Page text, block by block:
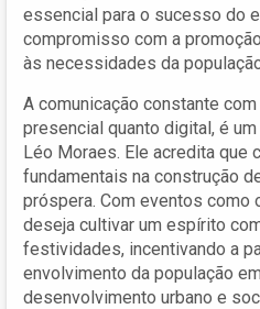
essencial para o sucesso do
compromisso com a
às necessidades da
A comunicação constante
presencial quanto digital, é
Léo Moraes. Ele acredita que
fundamentais na construção
próspera. Com eventos como
deseja cultivar um espírito
festividades, incentivando a
envolvimento da população
desenvolvimento urbano e